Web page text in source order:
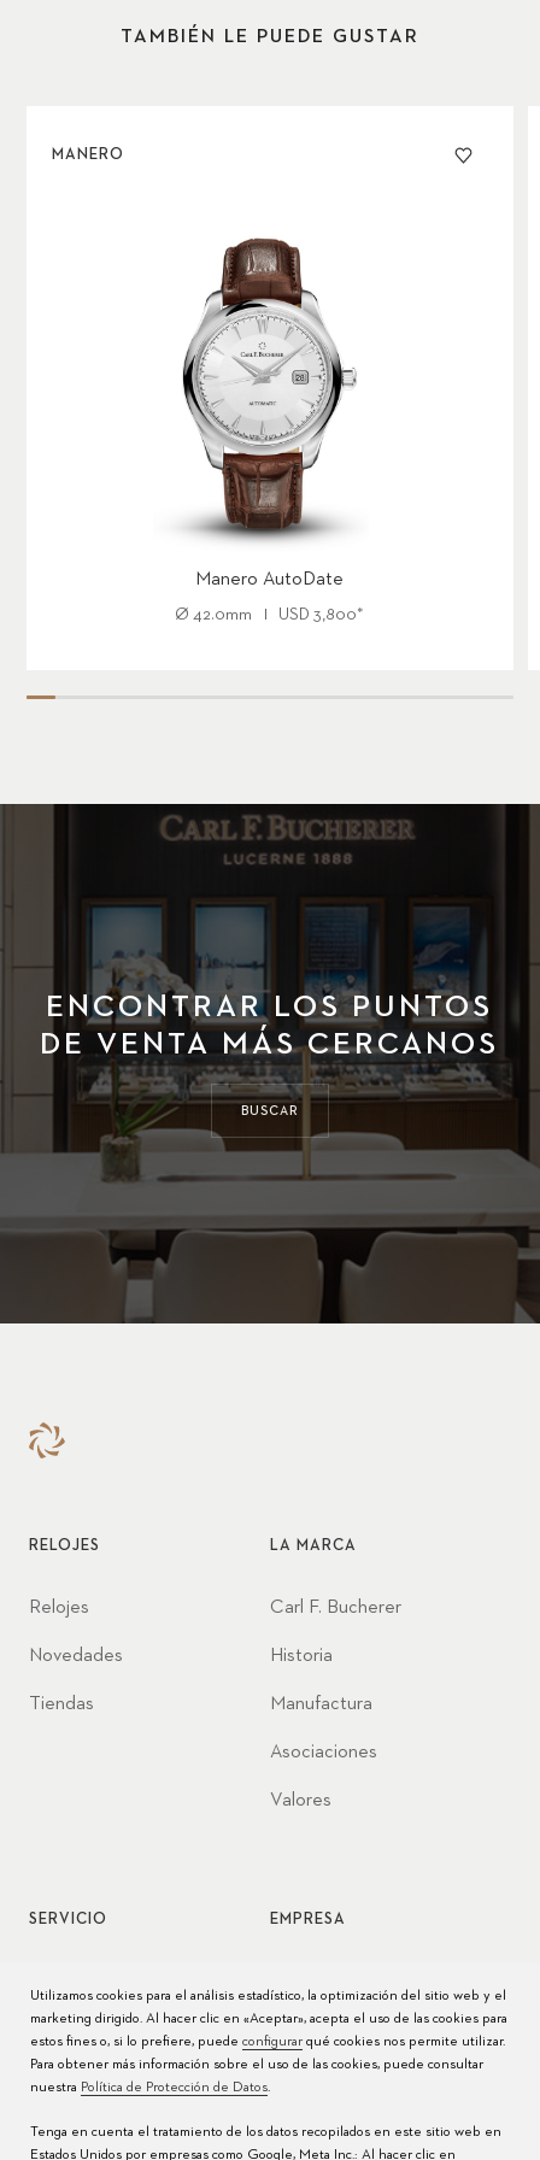
TAMBIÉN LE PUEDE GUSTAR
MANERO
Manero AutoDate
Ø 42.0mm USD 3,800*
ENCONTRAR LOS PUNTOS
DE VENTA MÁS CERCANOS
BUSCAR
RELOJES
Relojes
Novedades
Tiendas
LA MARCA
Carl F. Bucherer
Historia
Manufactura
Asociaciones
Valores
SERVICIO
Cuidado del reloj
Manuales
Preguntas frecuentes
EMPRESA
Prensa
Utilizamos cookies para el análisis estadístico, la optimización del sitio web y el
marketing dirigido. Al hacer clic en «Aceptar», acepta el uso de las cookies para
estos fines o, si lo prefiere, puede configurarqué cookies nos permite utilizar.
Para obtener más información sobre el uso de las cookies, puede consultar
nuestra Política de Protección de Datos.
Tenga en cuenta el tratamiento de los datos recopilados en este sitio web en
Estados Unidos por empresas como Google, Meta Inc.: Al hacer clic en